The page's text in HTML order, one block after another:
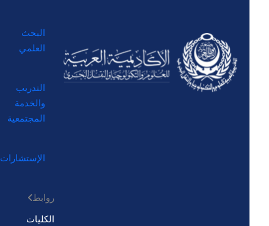
البحث
العلمي
التدريب
والخدمة
المجتمعية
الإستشارات
روابط
الكليات